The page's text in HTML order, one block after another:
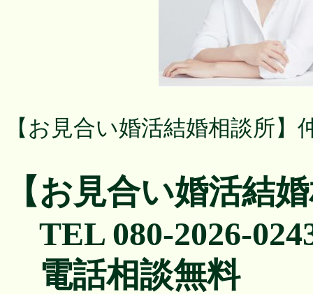
【お見合い婚活結婚相談所】
【お見合い婚活結
TEL 080-2026-
電話相談無料